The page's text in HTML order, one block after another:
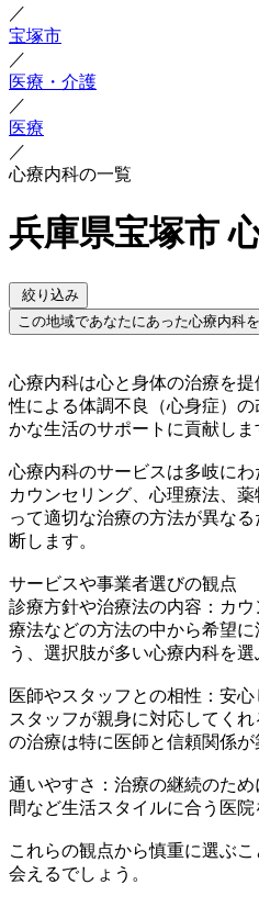
／
宝塚市
／
医療・介護
／
医療
／
心療内科の一覧
兵庫県宝塚市
絞り込み
この地域であなたにあった心療内科
心療内科は心と身体の治療を
性による体調不良（心身症）
かな生活のサポートに貢献しま
心療内科のサービスは多岐にわ
カウンセリング、心理療法、
って適切な治療の方法が異な
断します。
サービスや事業者選びの観点
診療方針や治療法の内容：カ
療法などの方法の中から希望
う、選択肢が多い心療内科を選
医師やスタッフとの相性：安
スタッフが親身に対応してく
の治療は特に医師と信頼関係
通いやすさ：治療の継続のた
間など生活スタイルに合う医院
これらの観点から慎重に選ぶ
会えるでしょう。